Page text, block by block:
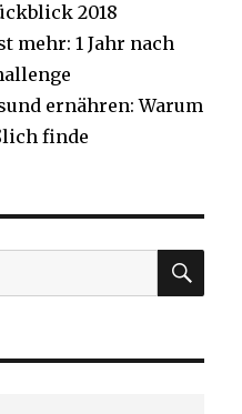
2018
mehr: 1 Jahr nach
ernähren: Warum
finde